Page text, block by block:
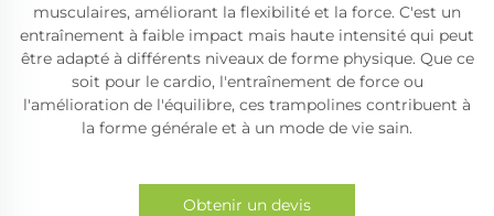
musculaires, améliorant la flexibilité et la force. C'est un
entraînement à faible impact mais haute intensité qui peut
être adapté à différents niveaux de forme physique. Que ce
soit pour le cardio, l'entraînement de force ou
l'amélioration de l'équilibre, ces trampolines contribuent à
la forme générale et à un mode de vie sain.
Obtenir un devis